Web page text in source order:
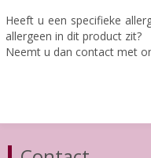
Heeft u een specifieke
allergeen in dit product zit?
Neemt u dan contact met